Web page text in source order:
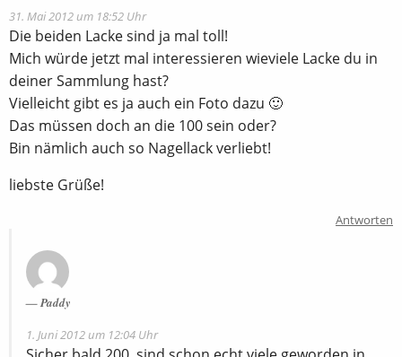
31. Mai 2012 um 18:52 Uhr
Die beiden Lacke sind ja mal toll!
Mich würde jetzt mal interessieren wieviele Lacke du in
deiner Sammlung hast?
Vielleicht gibt es ja auch ein Foto dazu 🙂
Das müssen doch an die 100 sein oder?
Bin nämlich auch so Nagellack verliebt!
liebste Grüße!
Antworten
Paddy
1. Juni 2012 um 12:04 Uhr